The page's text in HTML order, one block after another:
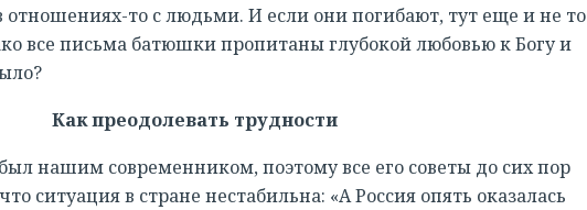
отношениях-то с людьми. И если они погибают, тут еще и не то
все письма батюшки пропитаны глубокой любовью к Богу и
Как преодолевать трудности
нашим современником, поэтому все его советы до сих пор
ситуация в стране нестабильна: «А Россия опять оказалась